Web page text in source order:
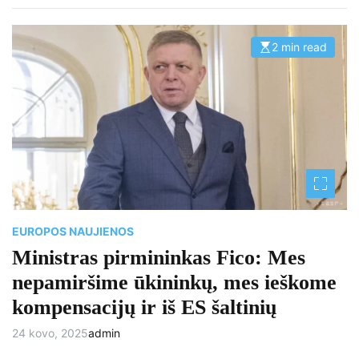
E
s
m
t
e
r
e
a
d
t
i
2 min read
EUROPOS NAUJIENOS
Ministras pirmininkas Fico: Mes
nepamiršime ūkininkų, mes ieškome
kompensacijų ir iš ES šaltinių
24 kovo, 2025admin